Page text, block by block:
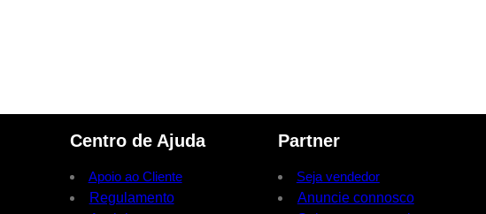
Centro de Ajuda
Apoio ao Cliente
Regulamento
Partner
Seja vendedor
Anuncie connosco